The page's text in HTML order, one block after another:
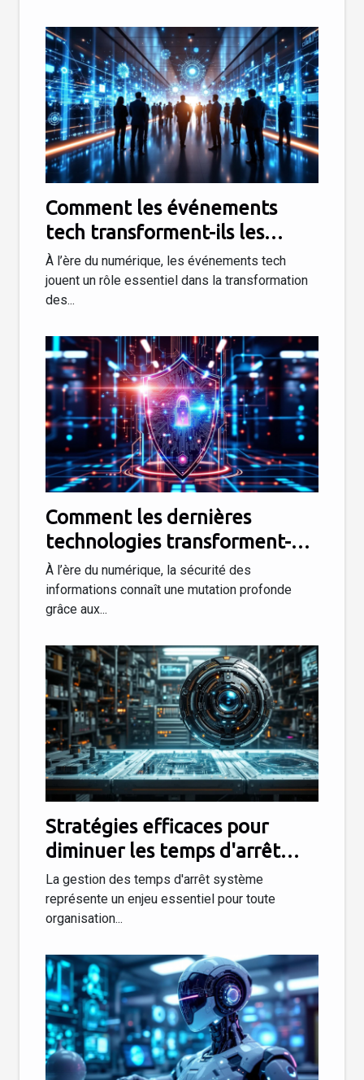
Comment les événements
tech transforment-ils les
stratégies d'entreprise ?
À l’ère du numérique, les événements tech
jouent un rôle essentiel dans la transformation
des...
Comment les dernières
technologies transforment-
elles la sécurité des
informations ?
À l’ère du numérique, la sécurité des
informations connaît une mutation profonde
grâce aux...
Stratégies efficaces pour
diminuer les temps d'arrêt
système
La gestion des temps d'arrêt système
représente un enjeu essentiel pour toute
organisation...